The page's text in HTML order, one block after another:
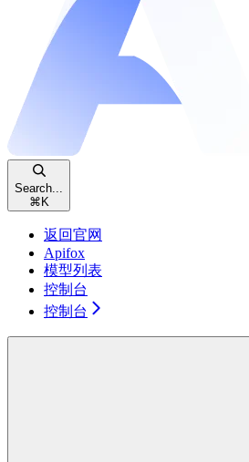
Search...
⌘ K
返回官网
Apifox
模型列表
控制台
控制台